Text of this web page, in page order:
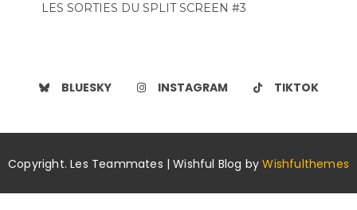
LES SORTIES DU SPLIT SCREEN #3
BLUESKY INSTAGRAM TIKTOK
Copyright. Les Teammates | Wishful Blog byWishfulthemes